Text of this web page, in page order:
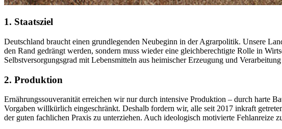
1. Staatsziel
Deutschland braucht einen grundlegenden Neubeginn in der Agrarpolitik. Unsere
den Rand gedrängt werden, sondern muss wieder eine gleichberechtigte Rolle in
Selbstversorgungsgrad mit Lebensmitteln aus heimischer Erzeugung und
2. Produktion
Ernährungssouveranität erreichen wir nur durch intensive Produktion – durch harte
Vorgaben willkürlich eingeschränkt. Deshalb fordern wir, alle seit 2017 inkraft
der guten fachlichen Praxis zu unterziehen. Auch ideologisch motivierte Fehlanreize